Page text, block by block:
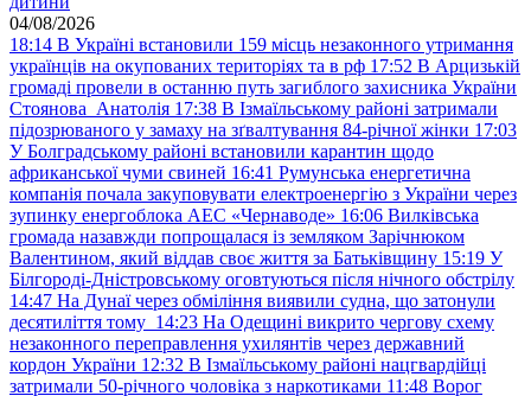
04/08/2026
18:14 В Україні встановили 159 місць незаконного утримання
українців на окупованих територіях та в рф 17:52 В Арцизькій
громаді провели в останню путь загиблого захисника України
Стоянова Анатолія 17:38 В Ізмаїльському районі затримали
підозрюваного у замаху на зґвалтування 84-річної жінки 17:03
У Болградському районі встановили карантин щодо
африканської чуми свиней 16:41 Румунська енергетична
компанія почала закуповувати електроенергію з України через
зупинку енергоблока АЕС «Чернаводе» 16:06 Вилківська
громада назавжди попрощалася із земляком Зарічнюком
Валентином, який віддав своє життя за Батьківщину 15:19 У
Білгороді-Дністровському оговтуються після нічного обстрілу
14:47 На Дунаї через обміління виявили судна, що затонули
десятиліття тому 14:23 На Одещині викрито чергову схему
незаконного переправлення ухилянтів через державний
кордон України 12:32 В Ізмаїльському районі нацгвардійці
затримали 50-річного чоловіка з наркотиками 11:48 Ворог